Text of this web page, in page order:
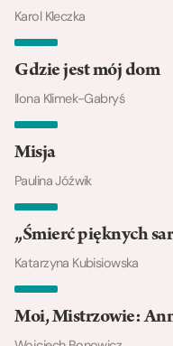
Karol Kleczka
Gdzie jest mój dom
Ilona Klimek-Gabryś
Misja
Paulina Jóźwik
„Śmierć pięknych
Katarzyna Kubisiowska
Moi, Mistrzowie: